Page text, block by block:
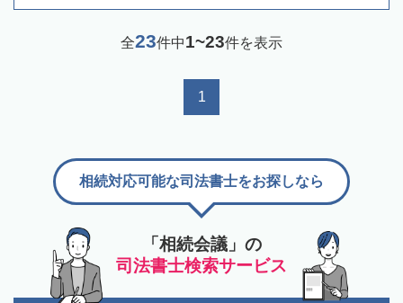
全23件中1~23件を表示
1
「相続会議」の
司法書士検索サービス
相続対応可能な司法書士をお探しなら